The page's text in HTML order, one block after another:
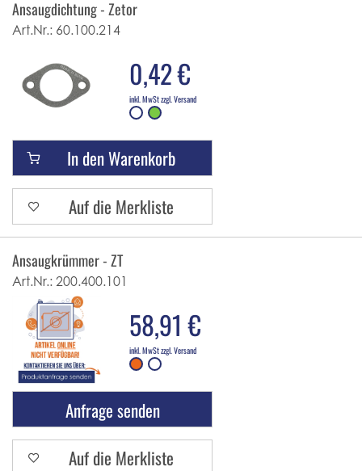
Ansaugdichtung - Zetor
Art.Nr.: 60.100.214
0,42 €
inkl. MwSt zzgl. Versand
In den Warenkorb
Auf die Merkliste
Ansaugkrümmer - ZT
Art.Nr.: 200.400.101
58,91 €
inkl. MwSt zzgl. Versand
Anfrage senden
Auf die Merkliste